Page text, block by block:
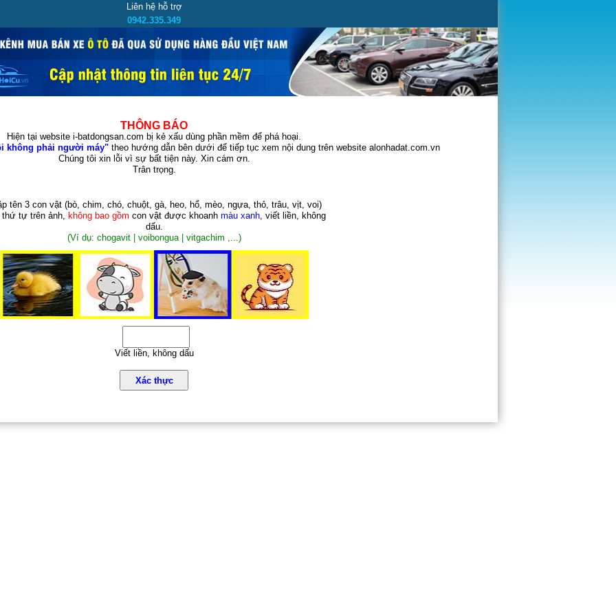
Liên hệ hỗ trợ
0942.335.349
THÔNG BÁO
Hiện tại website i-batdongsan.com bị kẻ xấu dùng phần mềm để phá hoại.
không phải người máy"theo hướng dẫn bên dưới để tiếp tục xem nội dung trên website alonhadat.com.vn
Chúng tôi xin lỗi vì sự bất tiện này. Xin cám ơn.
Trân trọng.
tên 3 con vật (bò, chim, chó, chuột, gà, heo, hổ, mèo, ngựa, thỏ, trâu, vịt, voi)
thứ tự trên ảnh, không bao gồm con vật được khoanh màu xanh, viết liền, không
dấu.
(Ví dụ: chogavit | voibongua | vitgachim ,...)
Viết liền, không dấu
Xác thực